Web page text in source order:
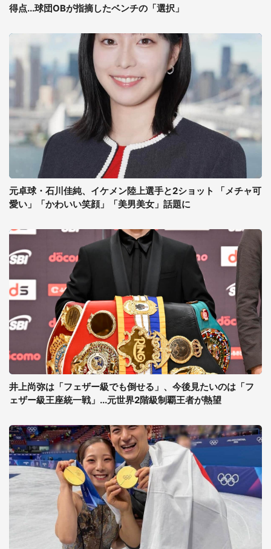
得点...球団OBが指摘したベンチの「選択」
元卓球・石川佳純、イケメン陸上選手と2ショット 「メチャ可
愛い」「かわいい笑顔」「美男美女」話題に
井上尚弥は「フェザー級でも倒せる」、今後見たいのは「フ
ェザー級王座統一戦」...元世界2階級制覇王者が熱望